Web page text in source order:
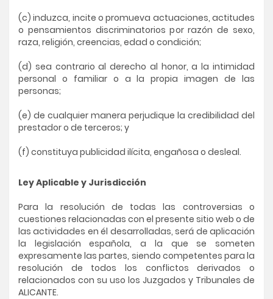
(c) induzca, incite o promueva actuaciones, actitudes
o pensamientos discriminatorios por razón de sexo,
raza, religión, creencias, edad o condición;
(d) sea contrario al derecho al honor, a la intimidad
personal o familiar o a la propia imagen de las
personas;
(e) de cualquier manera perjudique la credibilidad del
prestador o de terceros; y
(f) constituya publicidad ilícita, engañosa o desleal.
Ley Aplicable y Jurisdicción
Para la resolución de todas las controversias o
cuestiones relacionadas con el presente sitio web o de
las actividades en él desarrolladas, será de aplicación
la legislación española, a la que se someten
expresamente las partes, siendo competentes para la
resolución de todos los conflictos derivados o
relacionados con su uso los Juzgados y Tribunales de
ALICANTE.